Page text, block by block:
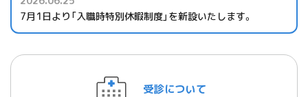
7月1日より「入職時特別休暇制度」を新設いたします。
受診について